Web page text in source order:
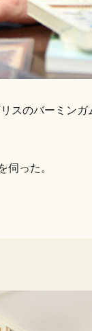
スのバーミン
伺った。